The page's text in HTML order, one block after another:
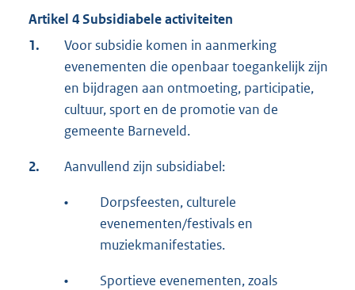
Artikel 4 Subsidiabele activiteiten
1.
Voor subsidie komen in aanmerking
evenementen die openbaar toegankelijk zijn
en bijdragen aan ontmoeting, participatie,
cultuur, sport en de promotie van de
gemeente Barneveld.
2. Aanvullend zijn subsidiabel:
•
Dorpsfeesten, culturele
evenementen/festivals en
muziekmanifestaties.
•
Sportieve evenementen, zoals